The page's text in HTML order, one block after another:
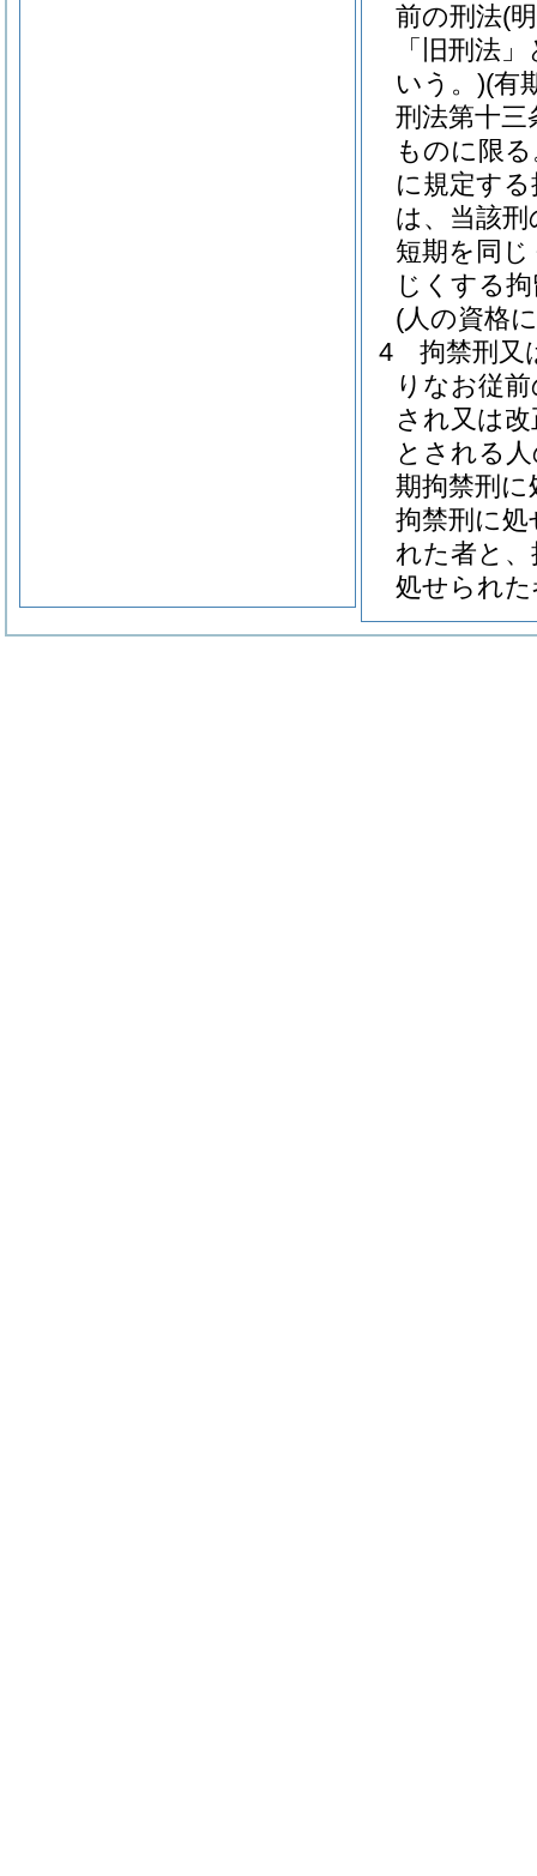
前の刑法(
「旧刑法
いう。)(有
刑法第十三
ものに限
に規定する
は、当該
短期を同
じくする
(人の資格
4
拘禁刑又
りなお従
され又は
とされる
期拘禁刑
拘禁刑に
れた者と
処せられ